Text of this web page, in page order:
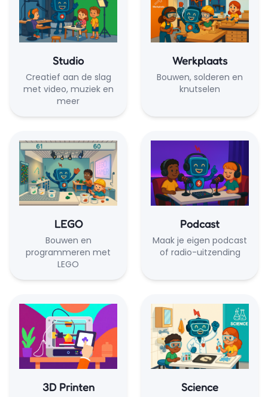
Studio
Creatief aan de slag
met video, muziek en
meer
Werkplaats
Bouwen, solderen en
knutselen
LEGO
Bouwen en
programmeren met
LEGO
Podcast
Maak je eigen podcast
of radio-uitzending
3D Printen Science